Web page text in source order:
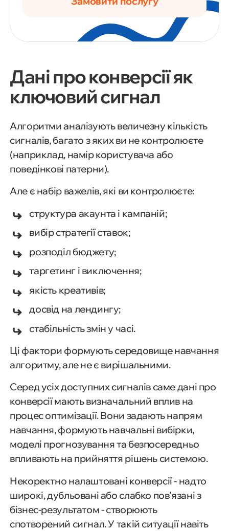
Дані про конверсії як
ключовий сигнал
Алгоритми аналізують величезну кількість
сигналів, багато з яких ви не контролюєте
(наприклад, намір користувача або
поведінкові патерни).
Але є набір важелів, які ви контролюєте:
структура акаунта і кампаній;
вибір стратегії ставок;
розподіл бюджету;
таргетинг і виключення;
якість креативів;
досвід на лендингу;
стабільність змін у часі.
Ці фактори формують середовище навчання
алгоритму, але не є вирішальними.
Серед усіх доступних сигналів саме дані про
конверсії мають визначальний вплив на
процес оптимізації. Вони задають напрям
навчання, формують навчальні вибірки,
моделі прогнозування та безпосередньо
впливають на прийняття рішень системою.
Некоректно налаштовані конверсії - надто
широкі, дубльовані або слабко пов’язані з
бізнес-результатом - створюють
спотворений сигнал. У такій ситуації навіть